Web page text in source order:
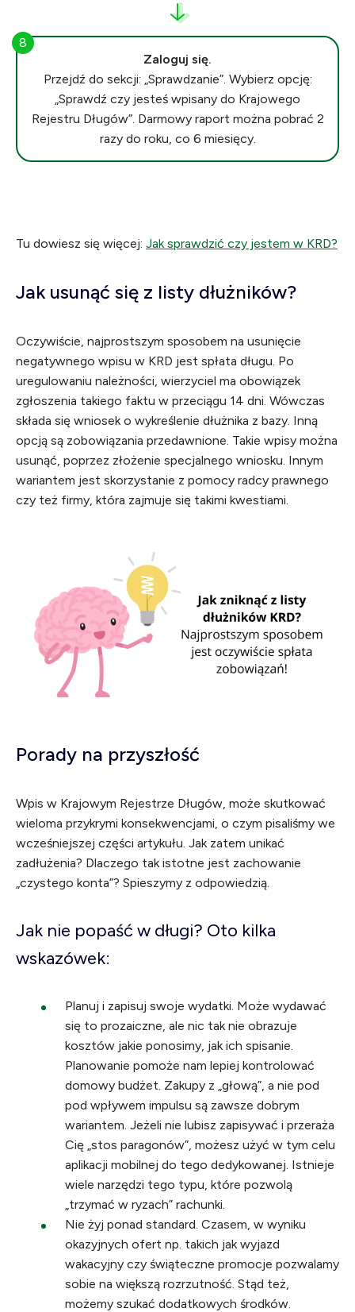
Zaloguj się.
Przejdź do sekcji: „Sprawdzanie”. Wybierz opcję:
„Sprawdź czy jesteś wpisany do Krajowego
Rejestru Długów”. Darmowy raport można pobrać 2
razy do roku, co 6 miesięcy.
Tu dowiesz się więcej: Jak sprawdzić czy jestem w KRD?
Jak usunąć się z listy dłużników?
Oczywiście, najprostszym sposobem na usunięcie
negatywnego wpisu w KRD jest spłata długu. Po
uregulowaniu należności, wierzyciel ma obowiązek
zgłoszenia takiego faktu w przeciągu 14 dni. Wówczas
składa się wniosek o wykreślenie dłużnika z bazy. Inną
opcją są zobowiązania przedawnione. Takie wpisy można
usunąć, poprzez złożenie specjalnego wniosku. Innym
wariantem jest skorzystanie z pomocy radcy prawnego
czy też firmy, która zajmuje się takimi kwestiami.
Porady na przyszłość
Wpis w Krajowym Rejestrze Długów, może skutkować
wieloma przykrymi konsekwencjami, o czym pisaliśmy we
wcześniejszej części artykułu. Jak zatem unikać
zadłużenia? Dlaczego tak istotne jest zachowanie
„czystego konta”? Spieszymy z odpowiedzią.
Jak nie popaść w długi? Oto kilka
wskazówek:
Planuj i zapisuj swoje wydatki. Może wydawać
się to prozaiczne, ale nic tak nie obrazuje
kosztów jakie ponosimy, jak ich spisanie.
Planowanie pomoże nam lepiej kontrolować
domowy budżet. Zakupy z „głową”, a nie pod
pod wpływem impulsu są zawsze dobrym
wariantem. Jeżeli nie lubisz zapisywać i przeraża
Cię „stos paragonów”, możesz użyć w tym celu
aplikacji mobilnej do tego dedykowanej. Istnieje
wiele narzędzi tego typu, które pozwolą
„trzymać w ryzach” rachunki.
Nie żyj ponad standard. Czasem, w wyniku
okazyjnych ofert np. takich jak wyjazd
wakacyjny czy świąteczne promocje pozwalamy
sobie na większą rozrzutność. Stąd też,
możemy szukać dodatkowych środków.